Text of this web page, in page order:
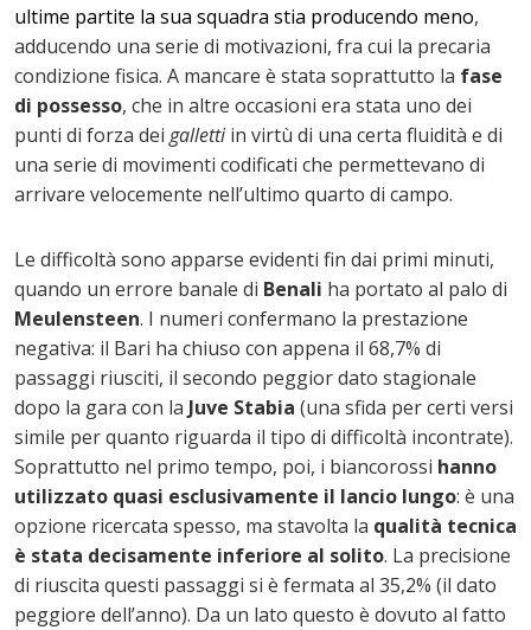
ultime partite la sua squadra stia producendo meno,
adducendo una serie di motivazioni, fra cui la precaria
condizione fisica. A mancare è stata soprattutto la fase
di possesso, che in altre occasioni era stata uno dei
punti di forza dei gallettiin virtù di una certa fluidità e di
una serie di movimenti codificati che permettevano di
arrivare velocemente nell’ultimo quarto di campo.
Le difficoltà sono apparse evidenti fin dai primi minuti,
quando un errore banale di Benali ha portato al palo di
Meulensteen. I numeri confermano la prestazione
negativa: il Bari ha chiuso con appena il 68,7% di
passaggi riusciti, il secondo peggior dato stagionale
dopo la gara con la Juve Stabia (una sfida per certi versi
simile per quanto riguarda il tipo di difficoltà incontrate).
Soprattutto nel primo tempo, poi, i biancorossi hanno
utilizzato quasi esclusivamente il lancio lungo: è una
opzione ricercata spesso, ma stavolta la qualità tecnica
è stata decisamente inferiore al solito. La precisione
di riuscita questi passaggi si è fermata al 35,2% (il dato
peggiore dell’anno). Da un lato questo è dovuto al fatto